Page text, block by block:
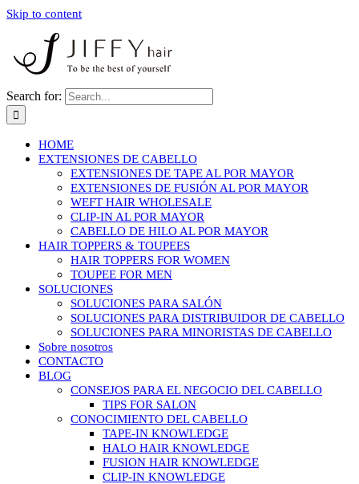
Skip to content
Search for:
HOME
EXTENSIONES DE CABELLO
EXTENSIONES DE TAPE AL POR MAYOR
EXTENSIONES DE FUSIÓN AL POR MAYOR
WEFT HAIR WHOLESALE
CLIP-IN AL POR MAYOR
CABELLO DE HILO AL POR MAYOR
HAIR TOPPERS & TOUPEES
HAIR TOPPERS FOR WOMEN
TOUPEE FOR MEN
SOLUCIONES
SOLUCIONES PARA SALÓN
SOLUCIONES PARA DISTRIBUIDOR DE CABELLO
SOLUCIONES PARA MINORISTAS DE CABELLO
Sobre nosotros
CONTACTO
BLOG
CONSEJOS PARA EL NEGOCIO DEL CABELLO
TIPS FOR SALON
CONOCIMIENTO DEL CABELLO
TAPE-IN KNOWLEDGE
HALO HAIR KNOWLEDGE
FUSION HAIR KNOWLEDGE
CLIP-IN KNOWLEDGE